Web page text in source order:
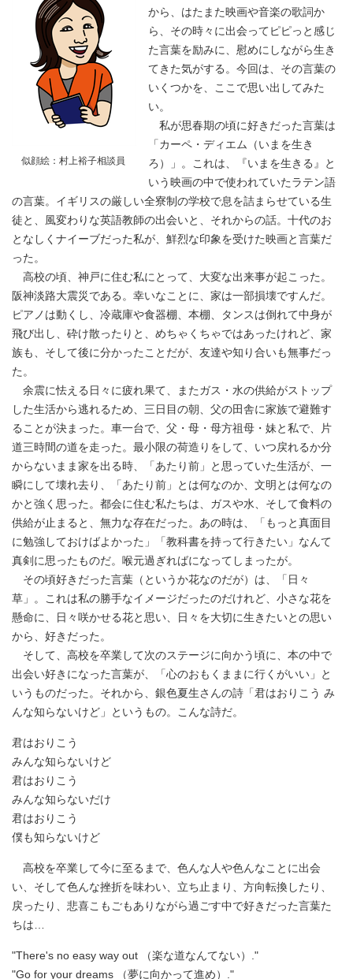
似顔絵：村上裕子相談員
から、はたまた映画や音楽の歌詞か
ら、その時々に出会ってピピっと感じ
た言葉を励みに、慰めにしながら生き
てきた気がする。今回は、その言葉の
いくつかを、ここで思い出してみた
い。
私が思春期の頃に好きだった言葉は
「カーペ・ディエム（いまを生き
ろ）」。これは、『いまを生きる』と
いう映画の中で使われていたラテン語
の言葉。イギリスの厳しい全寮制の学校で息を詰まらせている生
徒と、風変わりな英語教師の出会いと、それからの話。十代のお
となしくナイーブだった私が、鮮烈な印象を受けた映画と言葉だ
った。
高校の頃、神戸に住む私にとって、大変な出来事が起こった。
阪神淡路大震災である。幸いなことに、家は一部損壊ですんだ。
ピアノは動くし、冷蔵庫や食器棚、本棚、タンスは倒れて中身が
飛び出し、砕け散ったりと、めちゃくちゃではあったけれど、家
族も、そして後に分かったことだが、友達や知り合いも無事だっ
た。
余震に怯える日々に疲れ果て、またガス・水の供給がストップ
した生活から逃れるため、三日目の朝、父の田舎に家族で避難す
ることが決まった。車一台で、父・母・母方祖母・妹と私で、片
道三時間の道を走った。最小限の荷造りをして、いつ戻れるか分
からないまま家を出る時、「あたり前」と思っていた生活が、一
瞬にして壊れ去り、「あたり前」とは何なのか、文明とは何なの
かと強く思った。都会に住む私たちは、ガスや水、そして食料の
供給が止まると、無力な存在だった。あの時は、「もっと真面目
に勉強しておけばよかった」「教科書を持って行きたい」なんて
真剣に思ったものだ。喉元過ぎればになってしまったが。
その頃好きだった言葉（というか花なのだが）は、「日々
草」。これは私の勝手なイメージだったのだけれど、小さな花を
懸命に、日々咲かせる花と思い、日々を大切に生きたいとの思い
から、好きだった。
そして、高校を卒業して次のステージに向かう頃に、本の中で
出会い好きになった言葉が、「心のおもくままに行くがいい」と
いうものだった。それから、銀色夏生さんの詩「君はおりこう み
んな知らないけど」というもの。こんな詩だ。
君はおりこう
みんな知らないけど
君はおりこう
みんな知らないだけ
君はおりこう
僕も知らないけど
高校を卒業して今に至るまで、色んな人や色んなことに出会
い、そして色んな挫折を味わい、立ち止まり、方向転換したり、
戻ったり、悲喜こもごもありながら過ごす中で好きだった言葉た
ちは…
"There's no easy way out （楽な道なんてない）."
"Go for your dreams （夢に向かって進め）."